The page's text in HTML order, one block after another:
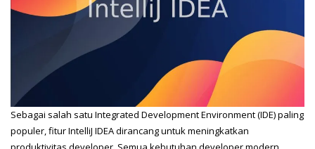
Sebagai salah satu Integrated Development Environment (IDE) paling
populer, fitur IntelliJ IDEA dirancang untuk meningkatkan